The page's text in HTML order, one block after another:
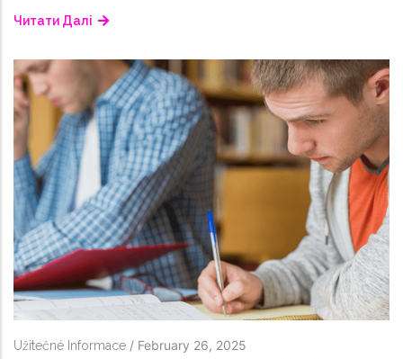
Читати Далі
Užitečné Informace / February 26, 2025